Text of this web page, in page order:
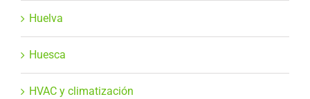
Huelva
Huesca
HVAC y climatización